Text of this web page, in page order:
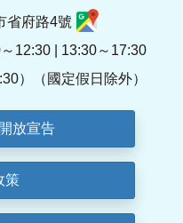
省府路4號
12:30 | 13:30～17:30
）（國定假日除外）
放宣告
策